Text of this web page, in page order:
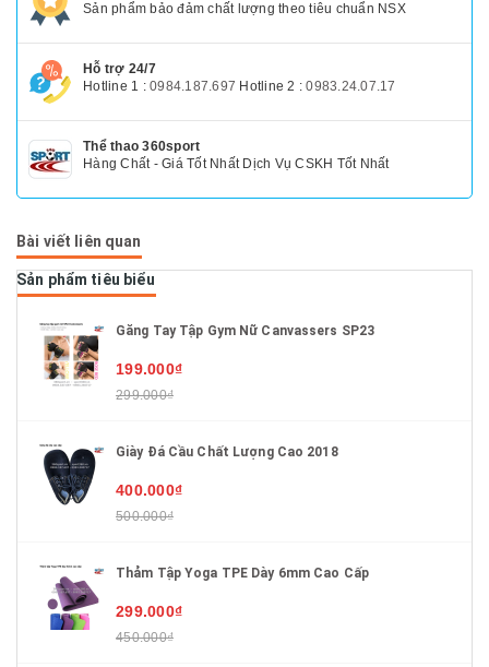
Sản phẩm bảo đảm chất lượng theo tiêu chuẩn NSX
Hỗ trợ 24/7
Hotline 1 : 0984.187.697 Hotline 2 :0983.24.07.17
Thể thao 360sport
Hàng Chất - Giá Tốt Nhất Dịch Vụ CSKH Tốt Nhất
Bài viết liên quan
Sản phẩm tiêu biểu
Găng Tay Tập Gym Nữ Canvassers SP23
199.000₫
299.000₫
Giày Đá Cầu Chất Lượng Cao 2018
400.000₫
500.000₫
Thảm Tập Yoga TPE Dày 6mm Cao Cấp
299.000₫
450.000₫